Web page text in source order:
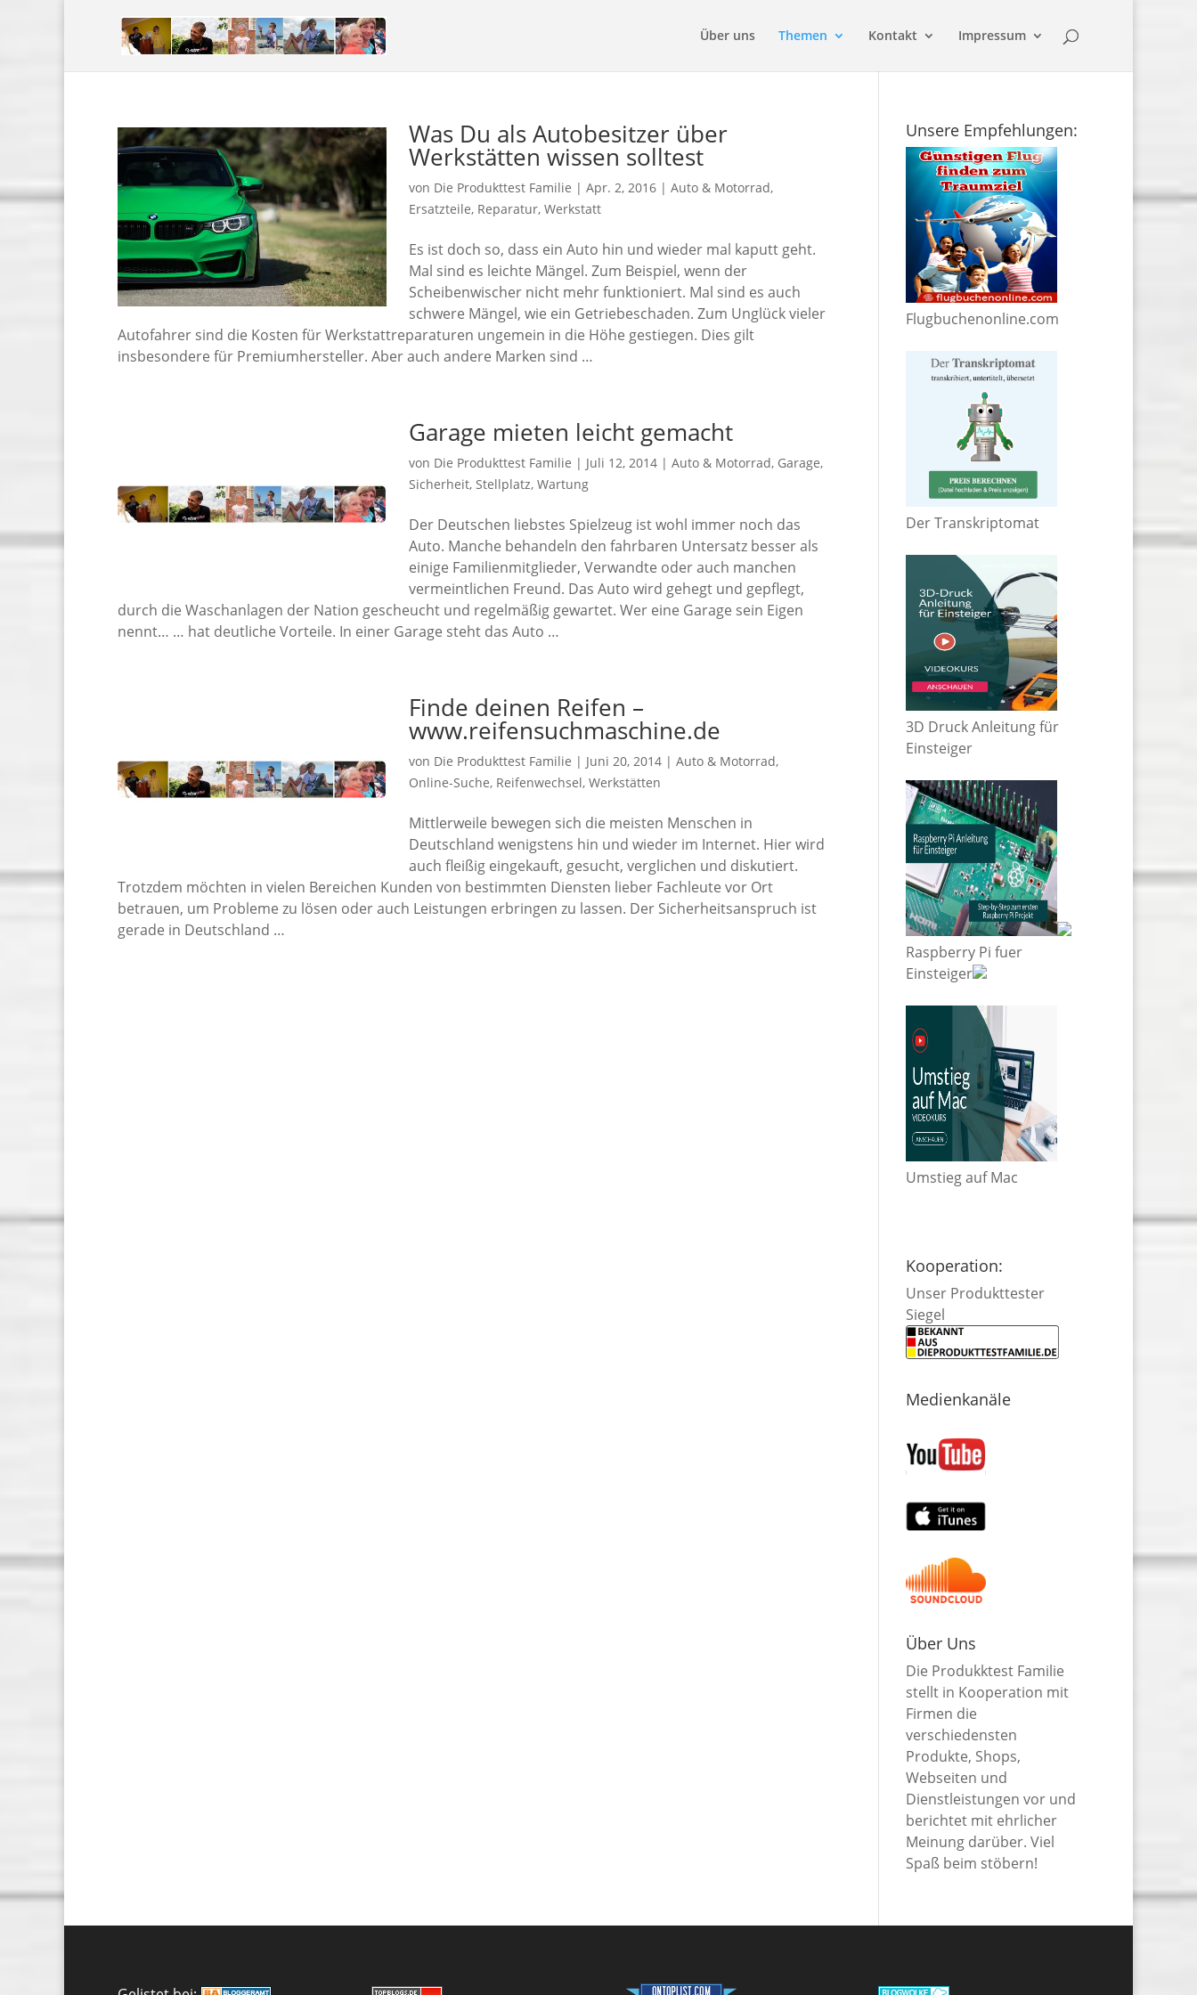
Über uns Themen Kontakt Impressum
Was Du als Autobesitzer über
Werkstätten wissen solltest
von Die Produkttest Familie |Apr. 2, 2016 |Auto & Motorrad,
Ersatzteile, Reparatur,Werkstatt
Es ist doch so, dass ein Auto hin und wieder mal kaputt geht.
Mal sind es leichte Mängel. Zum Beispiel, wenn der
Scheibenwischer nicht mehr funktioniert. Mal sind es auch
schwere Mängel, wie ein Getriebeschaden. Zum Unglück vieler
Autofahrer sind die Kosten für Werkstattreparaturen ungemein in die Höhe gestiegen. Dies gilt
insbesondere für Premiumhersteller. Aber auch andere Marken sind …
Garage mieten leicht gemacht
von Die Produkttest Familie | Juli 12, 2014 |Auto & Motorrad, Garage,
Sicherheit,Stellplatz,Wartung
Der Deutschen liebstes Spielzeug ist wohl immer noch das
Auto. Manche behandeln den fahrbaren Untersatz besser als
einige Familienmitglieder, Verwandte oder auch manchen
vermeintlichen Freund. Das Auto wird gehegt und gepflegt,
durch die Waschanlagen der Nation gescheucht und regelmäßig gewartet. Wer eine Garage sein Eigen
nennt… … hat deutliche Vorteile. In einer Garage steht das Auto …
Finde deinen Reifen –
www.reifensuchmaschine.de
von Die Produkttest Familie | Juni 20, 2014 |Auto & Motorrad,
Online-Suche, Reifenwechsel,Werkstätten
Mittlerweile bewegen sich die meisten Menschen in
Deutschland wenigstens hin und wieder im Internet. Hier wird
auch fleißig eingekauft, gesucht, verglichen und diskutiert.
Trotzdem möchten in vielen Bereichen Kunden von bestimmten Diensten lieber Fachleute vor Ort
betrauen, um Probleme zu lösen oder auch Leistungen erbringen zu lassen. Der Sicherheitsanspruch ist
gerade in Deutschland …
Unsere Empfehlungen:
Flugbuchenonline.com
Der Transkriptomat
3D Druck Anleitung für
Einsteiger
Raspberry Pi fuer
Einsteiger
Umstieg auf Mac
Kooperation:
Unser Produkttester
Siegel
Medienkanäle
Über Uns
Die Produkktest Familie
stellt in Kooperation mit
Firmen die
verschiedensten
Produkte, Shops,
Webseiten und
Dienstleistungen vor und
berichtet mit ehrlicher
Meinung darüber. Viel
Spaß beim stöbern!